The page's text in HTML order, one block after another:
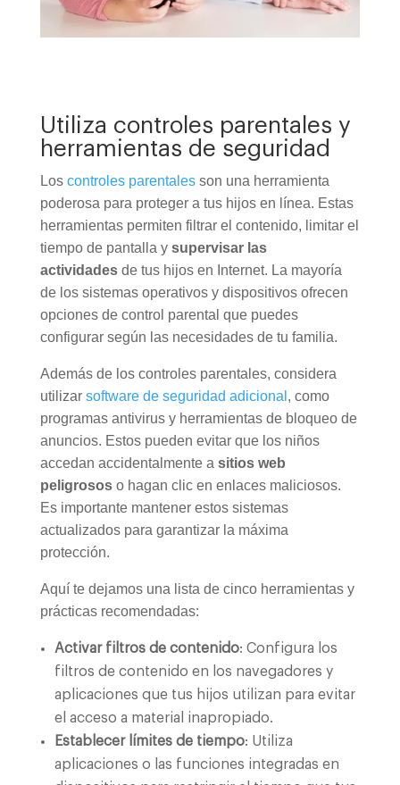
Utiliza controles parentales y
herramientas de seguridad
Los controles parentales son una herramienta
poderosa para proteger a tus hijos en línea. Estas
herramientas permiten filtrar el contenido, limitar el
tiempo de pantalla y supervisar las
actividadesde tus hijos en Internet. La mayoría
de los sistemas operativos y dispositivos ofrecen
opciones de control parental que puedes
configurar según las necesidades de tu familia.
Además de los controles parentales, considera
utilizar software de seguridad adicional , como
programas antivirus y herramientas de bloqueo de
anuncios. Estos pueden evitar que los niños
accedan accidentalmente a sitios web
peligrososo hagan clic en enlaces maliciosos.
Es importante mantener estos sistemas
actualizados para garantizar la máxima
protección.
Aquí te dejamos una lista de cinco herramientas y
prácticas recomendadas:
Activar filtros de contenido: Configura los
filtros de contenido en los navegadores y
aplicaciones que tus hijos utilizan para evitar
el acceso a material inapropiado.
Establecer límites de tiempo: Utiliza
aplicaciones o las funciones integradas en